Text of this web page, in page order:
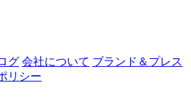
グ 会社について ブランド＆プレス
リシー